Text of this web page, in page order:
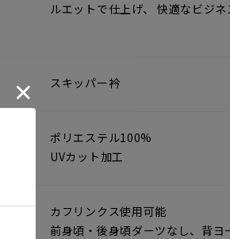
ルエットで仕上げ、 快適なビジネ
スキッパー衿
ポリエステル100%
UVカット加工
カフリンクス使用可能
前身頃・後身頃ダーツなし、背ヨ